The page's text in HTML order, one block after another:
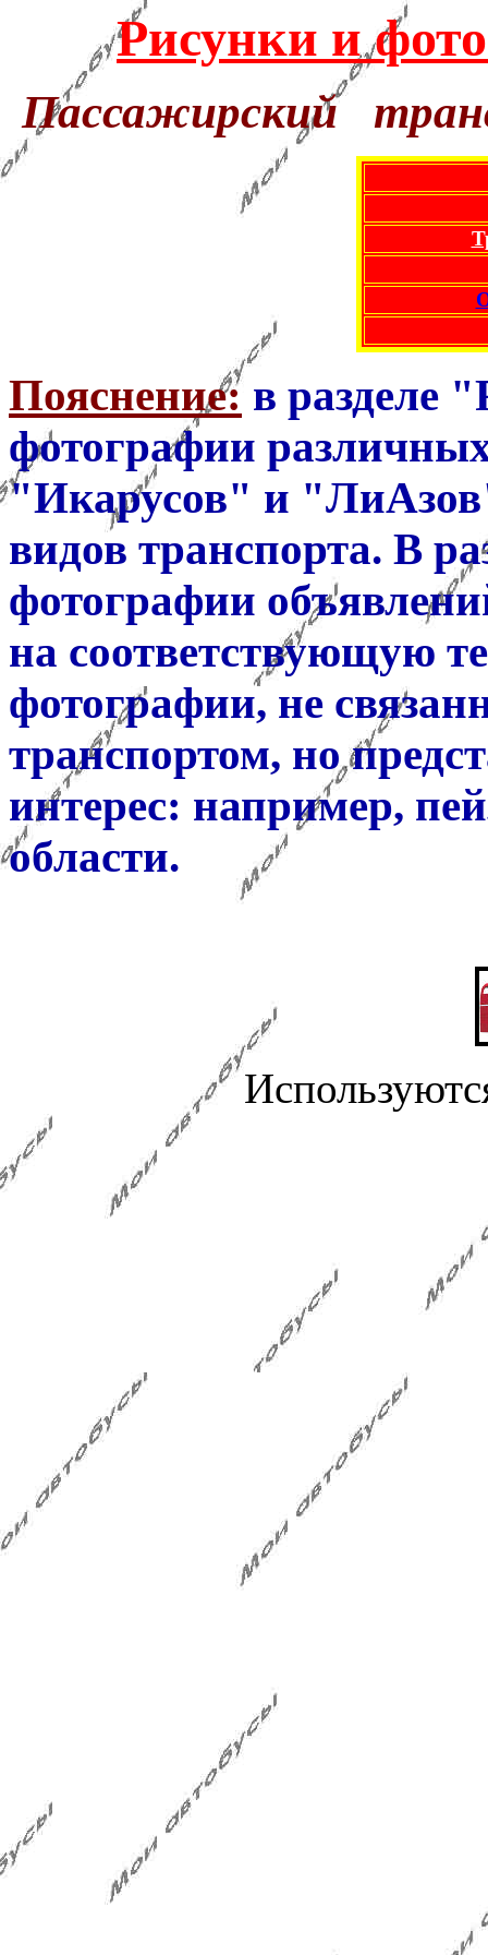
Рисунки и
Пассажирский
Пояснение: в разделе
фотографии
"Икарусов" и
видов транспорта. В
фотографии
на соответствующую
фотографии, не
транспортом, но
интерес: например,
области.